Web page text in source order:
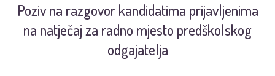
Poziv na razgovor kandidatima prijavljenima
na natječaj za radno mjesto predškolskog
odgajatelja